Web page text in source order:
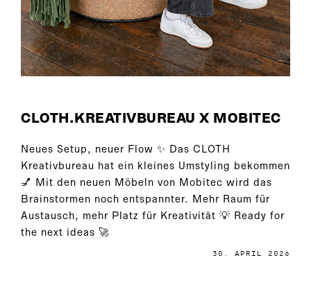
CLOTH.KREATIVBUREAU X MOBITEC
Neues Setup, neuer Flow ✨ Das CLOTH
Kreativbureau hat ein kleines Umstyling bekommen
💅 Mit den neuen Möbeln von Mobitec wird das
Brainstormen noch entspannter. Mehr Raum für
Austausch, mehr Platz für Kreativität 💡 Ready for
the next ideas 🚀
30. APRIL 2026